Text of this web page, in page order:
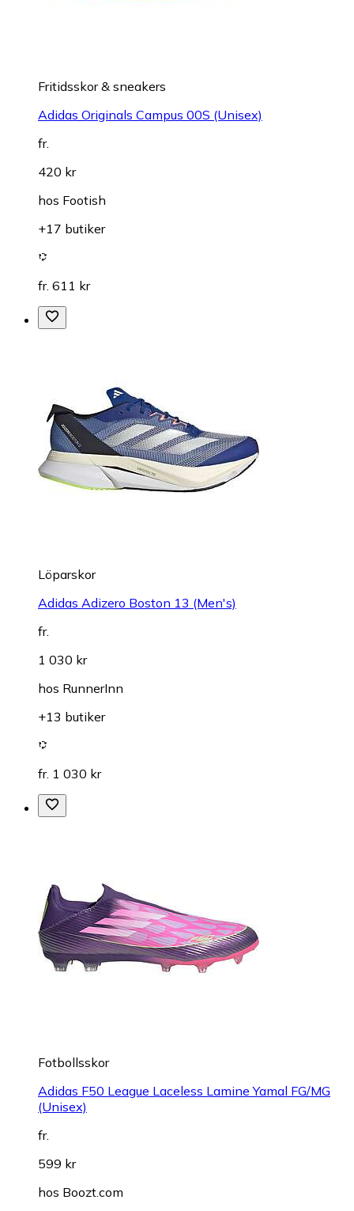
Fritidsskor & sneakers
Adidas Originals Campus 00S (Unisex)
fr.
420 kr
hos Footish
+17 butiker
fr. 611 kr
Löparskor
Adidas Adizero Boston 13 (Men's)
fr.
1 030 kr
hos RunnerInn
+13 butiker
fr. 1 030 kr
Fotbollsskor
Adidas F50 League Laceless Lamine Yamal FG/MG
(Unisex)
fr.
599 kr
hos Boozt.com